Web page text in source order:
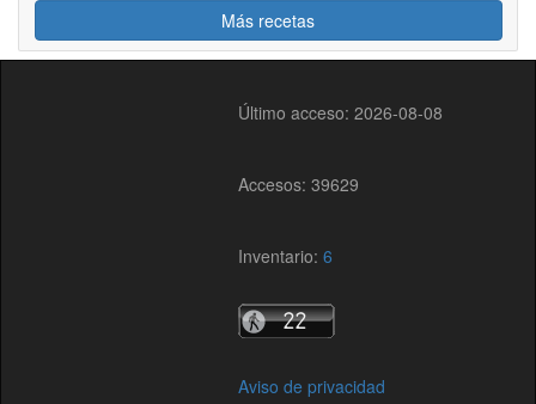
Más recetas
Último acceso: 2026-08-08
Accesos: 39629
Inventario:6
Aviso de privacidad